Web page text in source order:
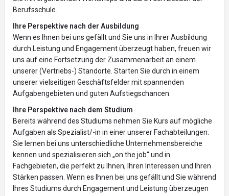
Berufsschule.
Ihre Perspektive nach der Ausbildung
Wenn es Ihnen bei uns gefällt und Sie uns in Ihrer Ausbildung
durch Leistung und Engagement überzeugt haben, freuen wir
uns auf eine Fortsetzung der Zusammenarbeit an einem
unserer (Vertriebs-) Standorte. Starten Sie durch in einem
unserer vielseitigen Geschäftsfelder mit spannenden
Aufgabengebieten und guten Aufstiegschancen.
Ihre Perspektive nach dem Studium
Bereits während des Studiums nehmen Sie Kurs auf mögliche
Aufgaben als Spezialist/-in in einer unserer Fachabteilungen.
Sie lernen bei uns unterschiedliche Unternehmensbereiche
kennen und spezialisieren sich „on the job“ und in
Fachgebieten, die perfekt zu Ihnen, Ihren Interessen und Ihren
Stärken passen. Wenn es Ihnen bei uns gefällt und Sie während
Ihres Studiums durch Engagement und Leistung überzeugen